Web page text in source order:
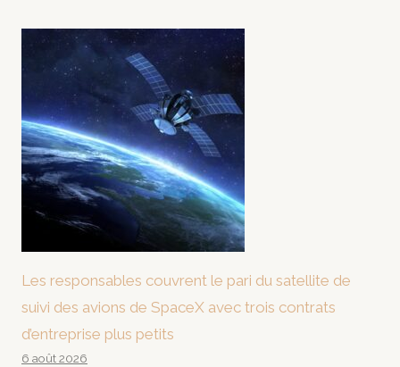
Les responsables couvrent le pari du satellite de
suivi des avions de SpaceX avec trois contrats
d’entreprise plus petits
6 août 2026